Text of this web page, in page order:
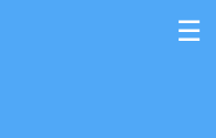
☰